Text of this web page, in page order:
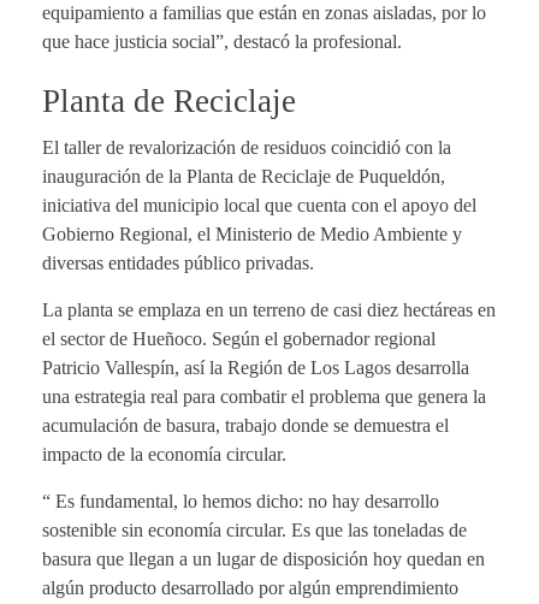
equipamiento a familias que están en zonas aisladas, por lo
que hace justicia social”, destacó la profesional.
Planta de Reciclaje
El taller de revalorización de residuos coincidió con la
inauguración de la Planta de Reciclaje de Puqueldón,
iniciativa del municipio local que cuenta con el apoyo del
Gobierno Regional, el Ministerio de Medio Ambiente y
diversas entidades público privadas.
La planta se emplaza en un terreno de casi diez hectáreas en
el sector de Hueñoco. Según el gobernador regional
Patricio Vallespín, así la Región de Los Lagos desarrolla
una estrategia real para combatir el problema que genera la
acumulación de basura, trabajo donde se demuestra el
impacto de la economía circular.
“ Es fundamental, lo hemos dicho: no hay desarrollo
sostenible sin economía circular. Es que las toneladas de
basura que llegan a un lugar de disposición hoy quedan en
algún producto desarrollado por algún emprendimiento